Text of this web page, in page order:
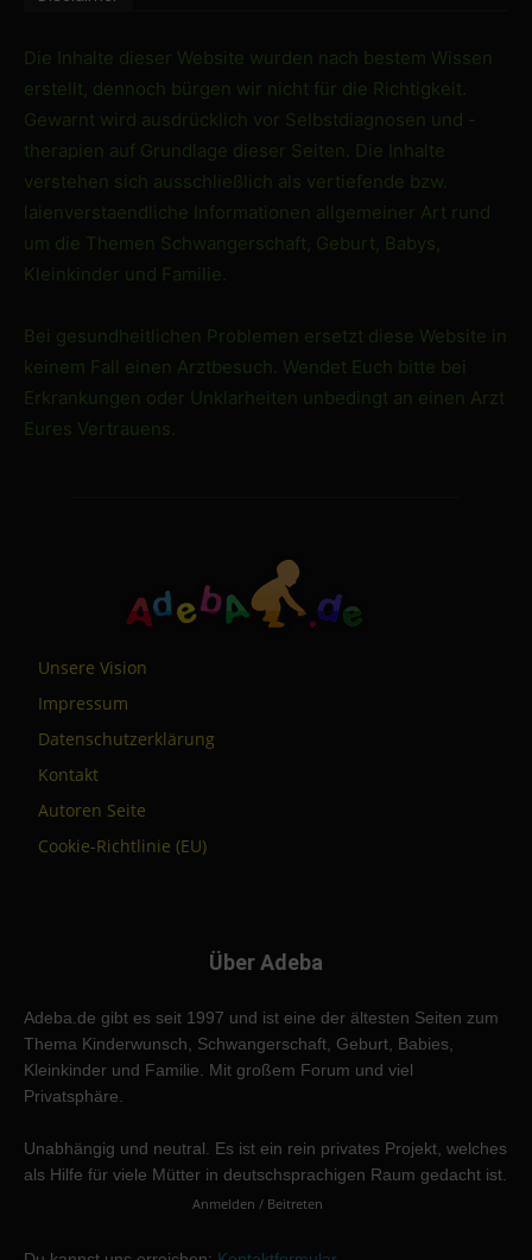
Die Inhalte dieser Website wurden nach bestem Wissen
erstellt, dennoch bürgen wir nicht für die Richtigkeit.
Gewarnt wird ausdrücklich vor Selbstdiagnosen und -
therapien auf Grundlage dieser Seiten. Die Inhalte
verstehen sich ausschließlich als vertiefende bzw.
laienverstaendliche Informationen allgemeiner Art rund
um die Themen Schwangerschaft, Geburt, Babys,
Kleinkinder und Familie.
Bei gesundheitlichen Problemen ersetzt diese Website in
keinem Fall einen Arztbesuch. Wendet Euch bitte bei
Erkrankungen oder Unklarheiten unbedingt an einen Arzt
Eures Vertrauens.
Unsere Vision
Impressum
Datenschutzerklärung
Kontakt
Autoren Seite
Cookie-Richtlinie (EU)
Über Adeba
Adeba.de gibt es seit 1997 und ist eine der ältesten Seiten zum
Thema Kinderwunsch, Schwangerschaft, Geburt, Babies,
Kleinkinder und Familie. Mit großem Forum und viel
Privatsphäre.
Unabhängig und neutral. Es ist ein rein privates Projekt, welches
als Hilfe für viele Mütter in deutschsprachigen Raum gedacht ist.
Anmelden / Beitreten